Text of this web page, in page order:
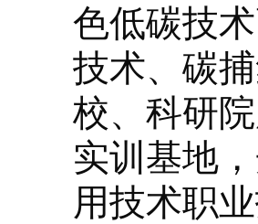
色低碳技
技术、碳
校、科研
实训基地
用技术职